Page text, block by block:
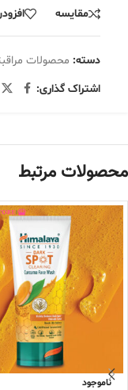
مقایسه
دسته: محصولات
اشتراک گذاری:
محصولات مرتبط
ناموجود